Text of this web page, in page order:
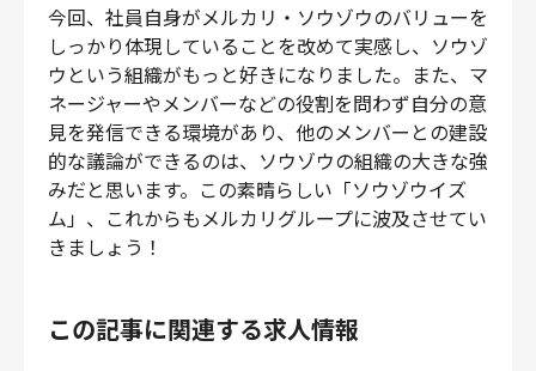
今回、社員自身がメルカリ・ソウゾウのバリューを
しっかり体現していることを改めて実感し、ソウゾ
ウという組織がもっと好きになりました。また、マ
ネージャーやメンバーなどの役割を問わず自分の意
見を発信できる環境があり、他のメンバーとの建設
的な議論ができるのは、ソウゾウの組織の大きな強
みだと思います。この素晴らしい「ソウゾウイズ
ム」、これからもメルカリグループに波及させてい
きましょう！
この記事に関連する求人情報